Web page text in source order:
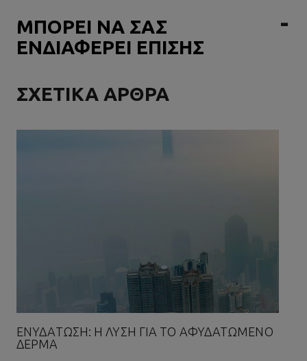
ΜΠΟΡΕΙ ΝΑ ΣΑΣ
ΕΝΔΙΑΦΕΡΕΙ ΕΠΙΣΗΣ
ΣΧΕΤΙΚΑ ΑΡΘΡΑ
ΕΝΥΔΆΤΩΣΗ: Η ΛΎΣΗ ΓΙΑ ΤΟ ΑΦΥΔΑΤΩΜΈΝΟ
ΔΈΡΜΑ